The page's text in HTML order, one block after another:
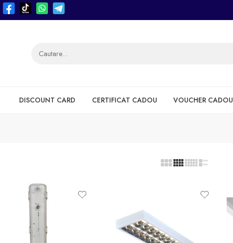
DISCOUNT CARD CERTIFICAT CADOU VOUCHER CADOU